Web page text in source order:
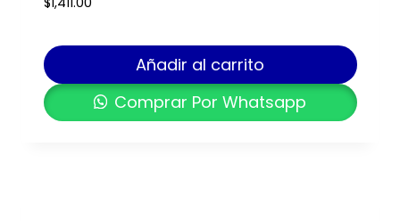
Añadir al carrito
Comprar Por Whatsapp